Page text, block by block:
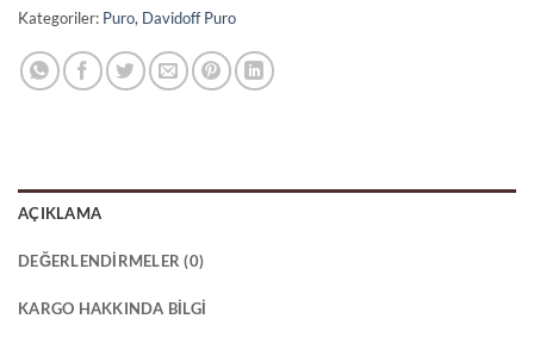
Kategoriler: Puro, Davidoff Puro
AÇIKLAMA
DEĞERLENDIRMELER (0)
KARGO HAKKINDA BILGI